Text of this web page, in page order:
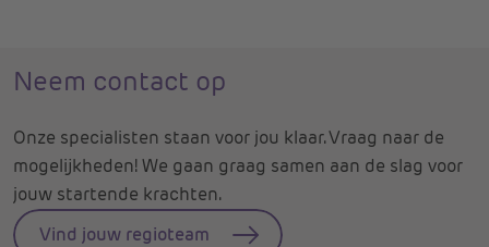
Neem contact op
Onze specialisten staan voor jou klaar. Vraag naar de
mogelijkheden! We gaan graag samen aan de slag voor
jouw startende krachten.
Vind jouw regioteam